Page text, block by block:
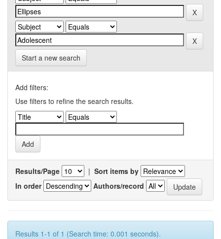
Start a new search
Add filters:
Use filters to refine the search results.
Results/Page | Sort items by
In order
Authors/record
Results 1-1 of 1 (Search time: 0.001 seconds).